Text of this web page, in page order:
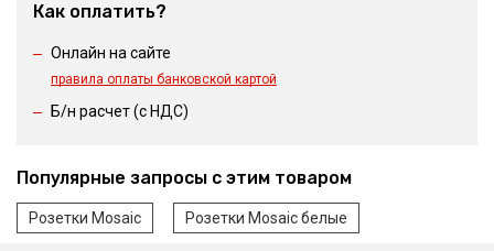
Как оплатить?
Онлайн на сайте
правила оплаты банковской картой
Б/н расчет (c НДС)
Популярные запросы с этим товаром
Розетки Mosaic Розетки Mosaic белые